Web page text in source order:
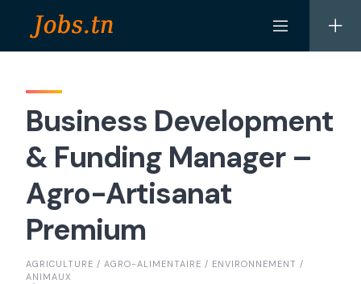
Business Development
& Funding Manager –
Agro-Artisanat
Premium
AGRICULTURE / AGRO-ALIMENTAIRE / ENVIRONNEMENT /
ANIMAUX